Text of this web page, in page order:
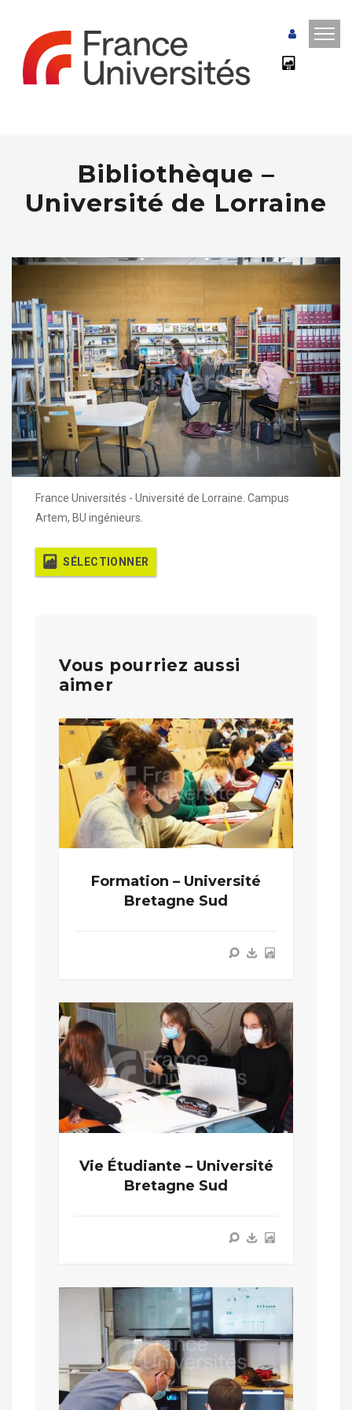
Bibliothèque –
Université de Lorraine
France Universités - Université de Lorraine. Campus
Artem, BU ingénieurs.
SÉLECTIONNER
Vous pourriez aussi
aimer
Formation – Université
Bretagne Sud
Vie Étudiante – Université
Bretagne Sud